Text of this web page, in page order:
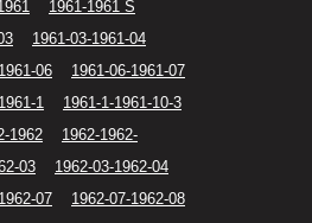
1961-1961 S
1961-03-1961-04
06
1961-06-1961-07
1
1961-1-1961-10-3
1962
1962-1962-
03
1962-03-1962-04
07
1962-07-1962-08